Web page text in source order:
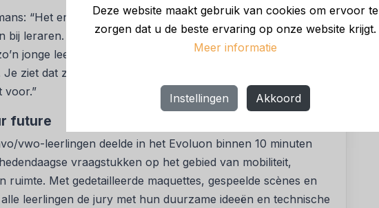
Deze website maakt gebruik van cookies om ervoor te
zorgen dat u de beste ervaring op onze website krijgt.
Meer informatie
Instellingen Akkoord
“Het enthousiasme en de energie die erin zit is geweldig
bij leraren. De ideeën en uitwerkingen komen van de
jonge leeftijd al bezig met maatschappelijke vraagstukken
ziet dat ze het hart en de hersenen op de goede plek
voor.”
future
vwo-leerlingen deelde in het Evoluon binnen 10 minuten
vraagstukken op het gebied van mobiliteit,
ruimte. Met gedetailleerde maquettes, gespeelde scènes en
leerlingen de jury met hun duurzame ideeën en technische